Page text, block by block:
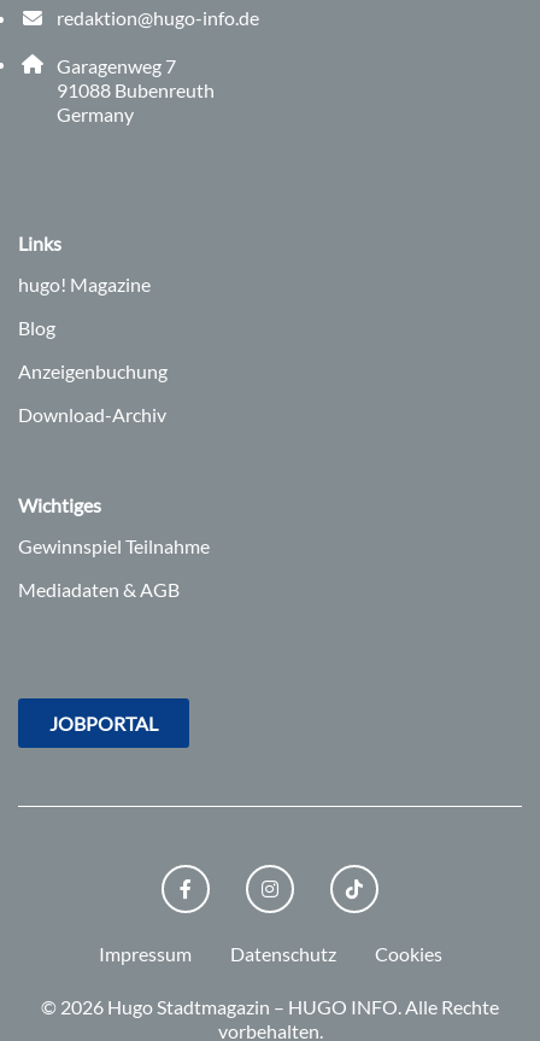
redaktion@hugo-info.de
E-Mail Adresse: redaktion@hugo-info.de
Adresse:
Garagenweg 7
91088 , 9 1 0 8 8
Bubenreuth
Germany
Links
hugo! Magazine
Blog
Anzeigenbuchung
Download-Archiv
Wichtiges
Gewinnspiel Teilnahme
Mediadaten & AGB
JOBPORTAL
FACEBOOKINSTAGRAMTIKTOK
Impressum Datenschutz Cookies
© 2026 Hugo Stadtmagazin – HUGO INFO.Alle Rechte
vorbehalten.